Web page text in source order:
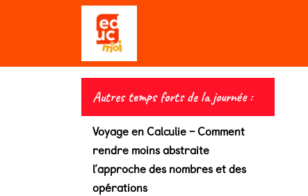
Se rendre au contenu
Autres temps forts de la journée :
Voyage en Calculie – Comment
rendre moins abstraite
l’approche des nombres et des
opérations